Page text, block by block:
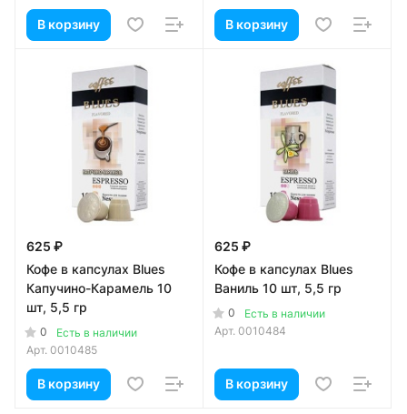
В корзину В корзину
625 ₽
Кофе в капсулах Blues
Капучино-Карамель 10
шт, 5,5 гр
0
Есть в наличии
Арт. 0010485
В корзину
625 ₽
Кофе в капсулах Blues
Ваниль 10 шт, 5,5 гр
0
Есть в наличии
Арт. 0010484
В корзину